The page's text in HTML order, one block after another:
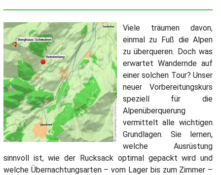
Viele träumen davon,
einmal zu Fuß die Alpen
zu überqueren. Doch was
erwartet Wandernde auf
einer solchen Tour? Unser
neuer Vorbereitungskurs
speziell für die
Alpenüberquerung
vermittelt alle wichtigen
Grundlagen. Sie lernen,
welche Ausrüstung
sinnvoll ist, wie der Rucksack optimal gepackt wird und
welche Übernachtungsarten – vom Lager bis zum Zimmer –